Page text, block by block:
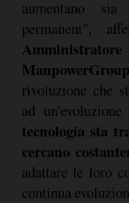
aumentano
permanent",
ManpowerGroup
rivoluzione che
ad
tecnologia sta
cercano
adattare le loro
continua